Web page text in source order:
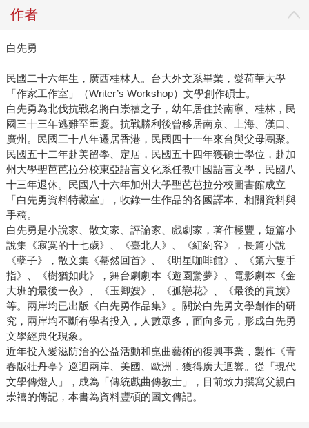
作者
白先勇
民國二十六年生，廣西桂林人。台大外文系畢業，愛荷華大學
「作家工作室」（Writer’s Workshop）文學創作碩士。
白先勇為北伐抗戰名將白崇禧之子，幼年居住於南寧、桂林，民
國三十三年逃難至重慶。抗戰勝利後曾移居南京、上海、漢口、
廣州。民國三十八年遷居香港，民國四十一年來台與父母團聚。
民國五十二年赴美留學、定居，民國五十四年獲碩士學位，赴加
州大學聖芭芭拉分校東亞語言文化系任教中國語言文學，民國八
十三年退休。民國八十六年加州大學聖芭芭拉分校圖書館成立
「白先勇資料特藏室」，收錄一生作品的各國譯本、相關資料與
手稿。
白先勇是小說家、散文家、評論家、戲劇家，著作極豐，短篇小
說集《寂寞的十七歲》、《臺北人》、《紐約客》，長篇小說
《孽子》，散文集《驀然回首》、《明星咖啡館》、《第六隻手
指》、《樹猶如此》，舞台劇劇本《遊園驚夢》、電影劇本《金
大班的最後一夜》、《玉卿嫂》、《孤戀花》、《最後的貴族》
等。兩岸均已出版《白先勇作品集》。關於白先勇文學創作的研
究，兩岸均不斷有學者投入，人數眾多，面向多元，形成白先勇
文學經典化現象。
近年投入愛滋防治的公益活動和崑曲藝術的復興事業，製作《青
春版牡丹亭》巡迴兩岸、美國、歐洲，獲得廣大迴響。從「現代
文學傳燈人」，成為「傳統戲曲傳教士」，目前致力撰寫父親白
崇禧的傳記，本書為資料豐碩的圖文傳記。